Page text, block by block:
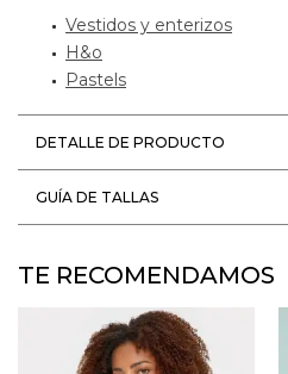
Vestidos y enterizos
H&o
Pastels
DETALLE DE PRODUCTO
GUÍA DE TALLAS
TE RECOMENDAMOS